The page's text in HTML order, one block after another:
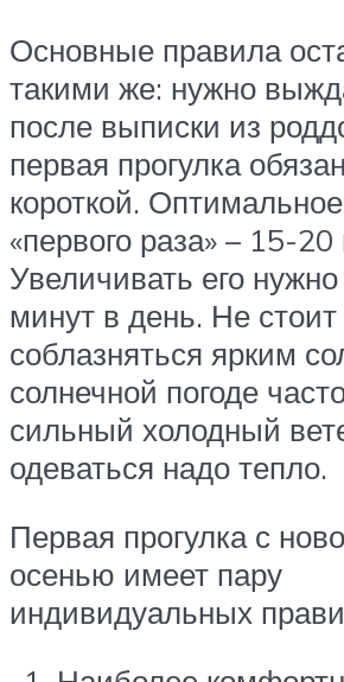
Основные правила
такими же: нужно
после выписки из
первая прогулка
короткой.
«первого раза» – 15-20
Увеличивать его
минут в день. Не стоит
соблазняться ярким
солнечной погоде
сильный холодный
одеваться надо тепло.
Первая прогулка с
осенью имеет пару
индивидуальных